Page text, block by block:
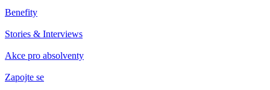
Benefity
Stories & Interviews
Akce pro absolventy
Zapojte se